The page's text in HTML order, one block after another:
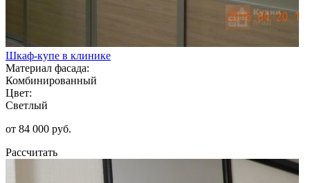
Шкаф-купе в клинике
Материал фасада:
Комбинированный
Цвет:
Светлый
от 84 000 руб.
Рассчитать